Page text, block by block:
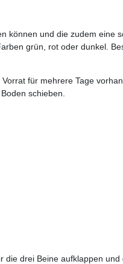
können und die zudem
grün, rot oder dunkel.
für mehrere Tage
schieben.
drei Beine aufklappen